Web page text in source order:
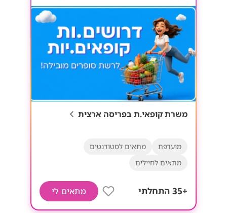
משרת קופאי.ת בפריסה ארצית
מועדפת
מתאים לסטודנטים
מתאים לחיילים
+35 התחלתי מתאים לי